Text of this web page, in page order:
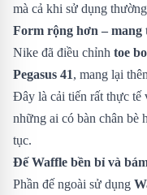
mà cả khi sử dụng
Form rộng hơn – mang
Nike đã điều chỉnh toe
Pegasus 41, mang lại
Đây là cải tiến rất thực tế
những ai có bàn chân bè
tục.
Đế Waffle bền bỉ và
Phần đế ngoài sử dụng